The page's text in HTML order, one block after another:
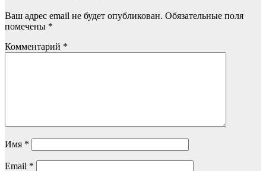
Ваш адрес email не будет опубликован. Обязательные поля
помечены *
Комментарий *
Имя *
Email *